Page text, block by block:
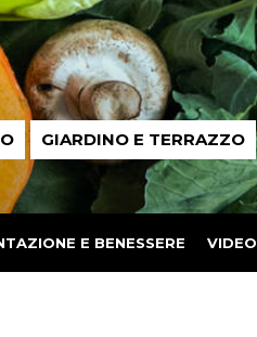
GIARDINO E TERRAZZO
E BENESSERE VIDEO